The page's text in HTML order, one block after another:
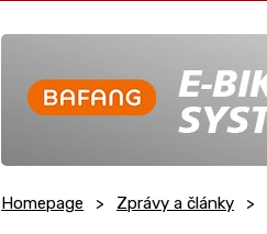
Homepage Zprávy a články